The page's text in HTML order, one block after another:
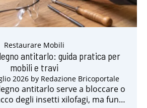
Restaurare Mobili
antitarlo: guida pratica per
mobili e travi
2026 by Redazione Bricoportale
antitarlo serve a bloccare o
degli insetti xilofagi, ma fun…